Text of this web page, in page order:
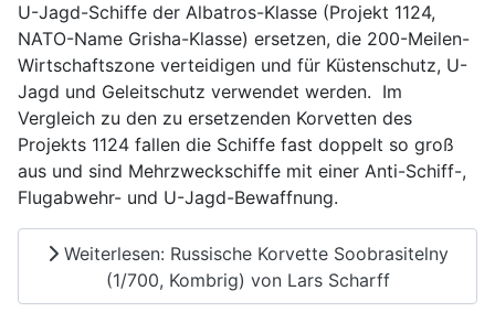
U-Jagd-Schiffe der Albatros-Klasse (Projekt 1124,
NATO-Name Grisha-Klasse) ersetzen, die 200-Meilen-
Wirtschaftszone verteidigen und für Küstenschutz, U-
Jagd und Geleitschutz verwendet werden. Im
Vergleich zu den zu ersetzenden Korvetten des
Projekts 1124 fallen die Schiffe fast doppelt so groß
aus und sind Mehrzweckschiffe mit einer Anti-Schiff-,
Flugabwehr- und U-Jagd-Bewaffnung.
Weiterlesen: Russische Korvette Soobrasitelny
(1/700, Kombrig) von Lars Scharff